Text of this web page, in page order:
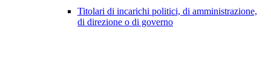
Titolari di incarichi politici, di amministrazione,
di direzione o di governo